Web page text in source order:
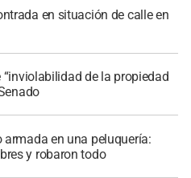
en situación de calle en
“inviolabilidad de la propiedad
en una peluquería:
y robaron todo